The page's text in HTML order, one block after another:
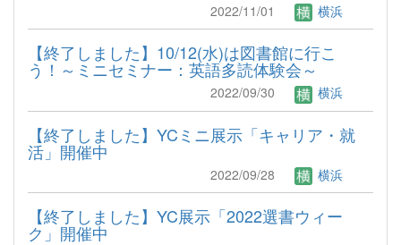
2022/11/01 横浜
【終了しました】10/12(水)は図書館に行こ
う！～ミニセミナー：英語多読体験会～
2022/09/30 横浜
【終了しました】YCミニ展示「キャリア・就
活」開催中
2022/09/28 横浜
【終了しました】YC展示「2022選書ウィー
ク」開催中